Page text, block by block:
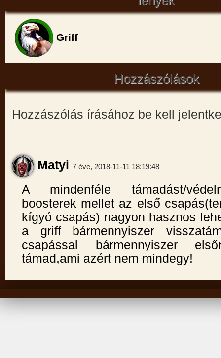
Griff
Hozzászólások
Hozzászólás írásához be kell
Matyi 7 éve, 2018-11-11 18:19:48
A mindenféle támadást/
boosterek mellet az első
kígyó csapás) nagyon hasznos
a griff bármennyiszer
csapással bármennyiszer
támad,ami azért nem mindegy!